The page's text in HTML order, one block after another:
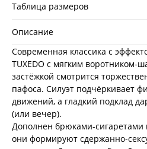
Таблица размеров
Описание
Современная классика с
TUXEDO с мягким воротником-
застёжкой смотрится
пафоса. Силуэт подчёркивает
движений, а гладкий подклад
(или вечер).
Дополнен брюками-сигаретами
они формируют сдержанно-